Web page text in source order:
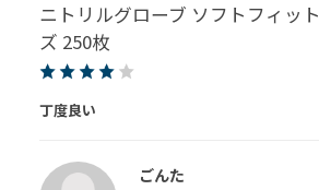
ニトリルグローブ ソフトフィッ
ズ 250枚
丁度良い
ごんた